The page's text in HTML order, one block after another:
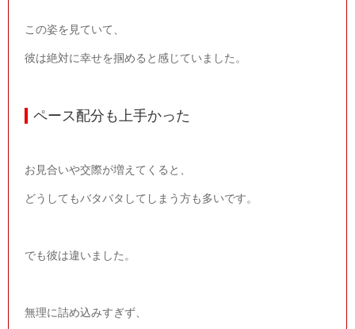
この姿を見ていて、
彼は絶対に幸せを掴めると感じていました。
ペース配分も上手かった
お見合いや交際が増えてくると、
どうしてもバタバタしてしまう方も多いです。
でも彼は違いました。
無理に詰め込みすぎず、